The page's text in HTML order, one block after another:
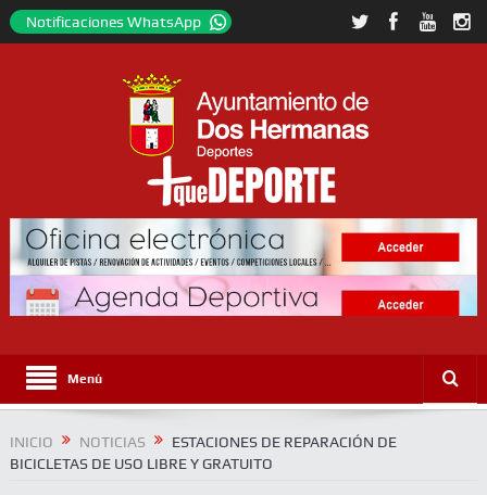
Notificaciones WhatsApp
Menú
INICIO NOTICIAS
ESTACIONES DE REPARACIÓN DE
BICICLETAS DE USO LIBRE Y GRATUITO